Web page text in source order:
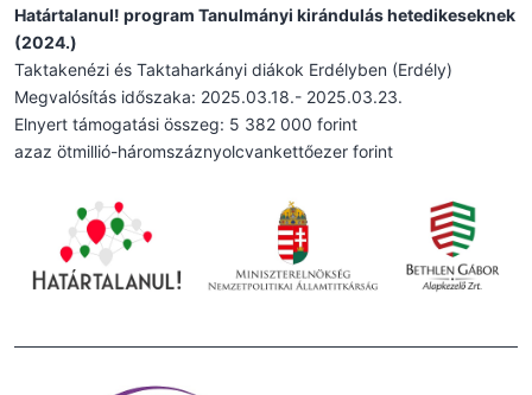
Határtalanul! program Tanulmányi kirándulás hetedikeseknek
(2024.)
Taktakenézi és Taktaharkányi diákok Erdélyben (Erdély)
Megvalósítás időszaka: 2025.03.18.- 2025.03.23.
Elnyert támogatási összeg: 5 382 000 forint
azaz ötmillió-háromszáznyolcvankettőezer forint